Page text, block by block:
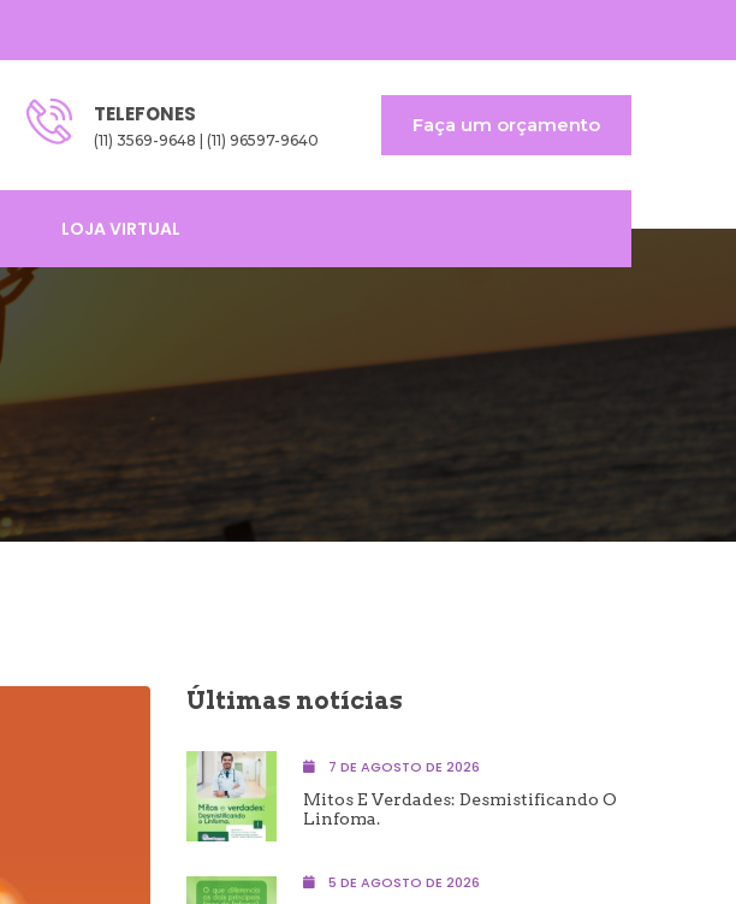
TELEFONES
(11) 3569-9648 | (11) 96597-9640
Faça um orçamento
LOJA VIRTUAL
Últimas notícias
7 DE AGOSTO DE 2026
Mitos E Verdades: Desmistificando O
Linfoma.
5 DE AGOSTO DE 2026